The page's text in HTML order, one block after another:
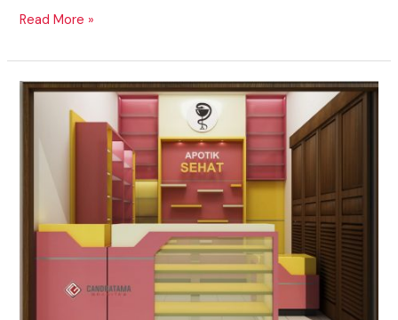
Read More »
RUANG
PELAYANAN
INTERIOR